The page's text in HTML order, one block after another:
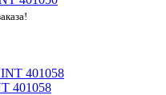
401058